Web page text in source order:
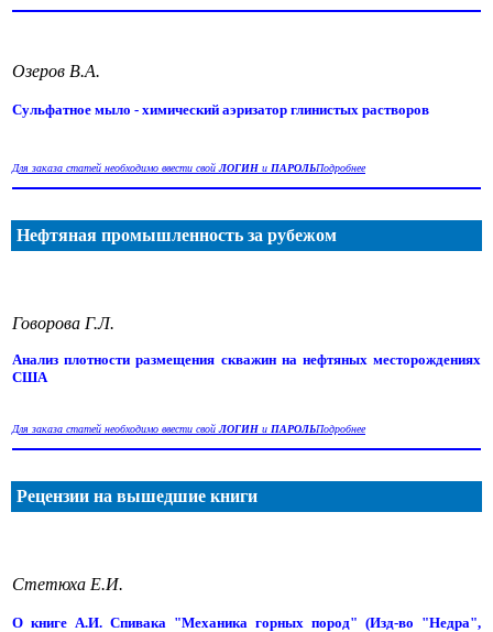
Озеров В.А.
Сульфатное мыло - химический аэризатор глинистых растворов
Для заказа статей необходимо ввести свойЛОГИН и ПАРОЛЬПодробнее
Нефтяная промышленность за рубежом
Говорова Г.Л.
Анализ плотности размещения скважин на нефтяных месторождениях
США
Для заказа статей необходимо ввести свойЛОГИН и ПАРОЛЬПодробнее
Рецензии на вышедшие книги
Стетюха Е.И.
О книге А.И. Спивака "Механика горных пород" (Изд-во "Недра",